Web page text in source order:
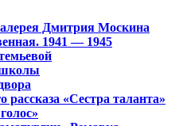
Дмитрия Москина
1941 — 1945
школы
рассказа «Сестра таланта»